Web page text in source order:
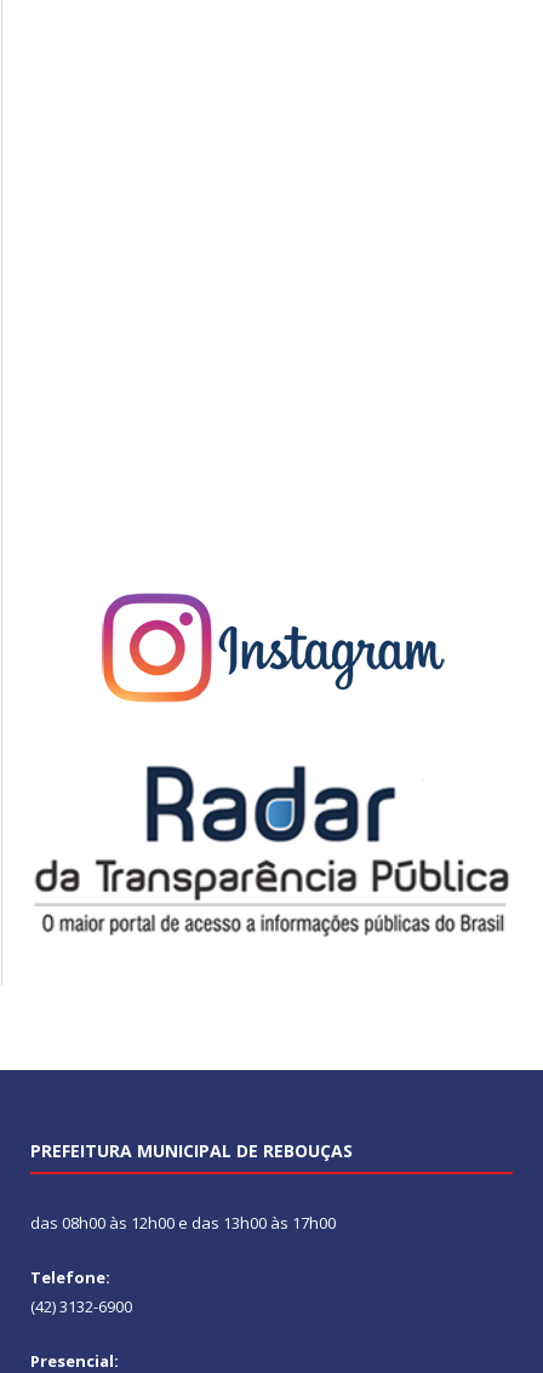
PREFEITURA MUNICIPAL DE REBOUÇAS
das 08h00 às 12h00 e das 13h00 às 17h00
Telefone:
(42) 3132-6900
Presencial: